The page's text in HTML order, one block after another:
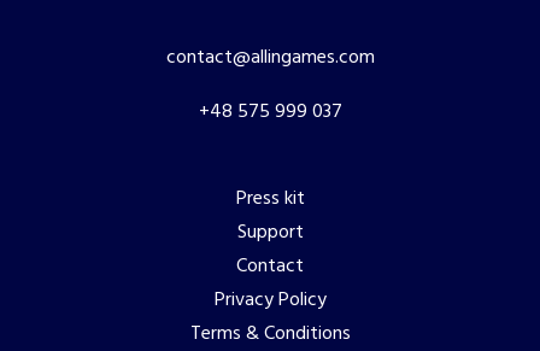
contact@allingames.com
+48 575 999 037
Press kit
Support
Contact
Privacy Policy
Terms & Conditions